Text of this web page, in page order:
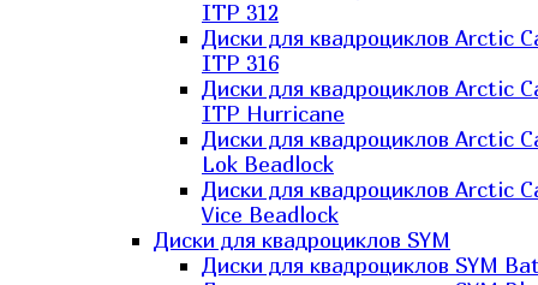
ITP 312
Диски для квадроциклов Arctic
ITP 316
Диски для квадроциклов Arctic
ITP Hurricane
Диски для квадроциклов Arctic
Lok Beadlock
Диски для квадроциклов Arctic
Vice Beadlock
Диски для квадроциклов SYM
Диски для квадроциклов SYM